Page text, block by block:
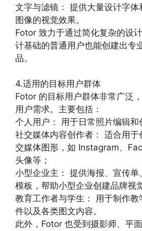
文字与滤镜： 提供大量设计字
图像的视觉效果。
Fotor 致力于通过简化复杂的设
计基础的普通用户也能创建出专
品。
4.适用的目标用户群体
Fotor 的目标用户群体非常广泛
用户需求。主要包括：
个人用户： 用于日常照片编辑和
社交媒体内容创作者： 适合用于
交媒体图形，如 Instagram、
头像等；
小型企业主： 提供海报、宣传
模板，帮助小型企业创建品牌视
教育工作者与学生： 用于制作
件以及各类图文内容。
此外，Fotor 也受到摄影师、平